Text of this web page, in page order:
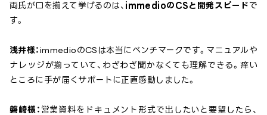
両氏が口を揃えて挙げるのは、 immedioのCSと開発スピード で
す。
浅井様： immedioのCSは本当にベンチマークです。マニュアルや
ナレッジが揃っていて、わざわざ聞かなくても理解できる。痒い
ところに手が届くサポートに正直感動しました。
磐崎様： 営業資料をドキュメント形式で出したいと要望したら、